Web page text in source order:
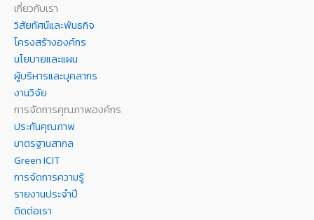
เกี่ยวกับเรา
วิสัยทัศน์และพันธกิจ
โครงสร้างองค์กร
นโยบายและแผน
ผู้บริหารและบุคลากร
งานวิจัย
การจัดการคุณภาพองค์กร
ประกันคุณภาพ
มาตรฐานสากล
Green ICIT
การจัดการความรู้
รายงานประจำปี
ติดต่อเรา